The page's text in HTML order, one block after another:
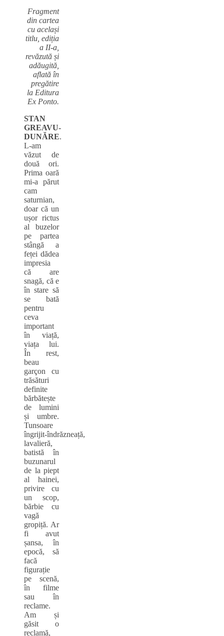
Fragment
din cartea
cu același
titlu, ediția
a II‑a,
revăzută și
adăugită,
aflată în
pregătire
la Editura
Ex Ponto.
STAN
GREAVU-
DUNĂRE.
L‑am
văzut de
două ori.
Prima oară
mi‑a părut
cam
saturnian,
doar că un
ușor rictus
al buzelor
pe partea
stângă a
feței dădea
impresia
că are
snagă, că e
în stare să
se bată
pentru
ceva
important
în viață,
viața lui.
În rest,
beau
garçon cu
trăsături
definite
bărbătește
de lumini
și umbre.
Tunsoare
îngrijit‑îndrăzneață,
lavalieră,
batistă în
buzunarul
de la piept
al hainei,
privire cu
un scop,
bărbie cu
vagă
gropiță. Ar
fi avut
șansa, în
epocă, să
facă
figurație
pe scenă,
în filme
sau în
reclame.
Am și
găsit o
reclamă,